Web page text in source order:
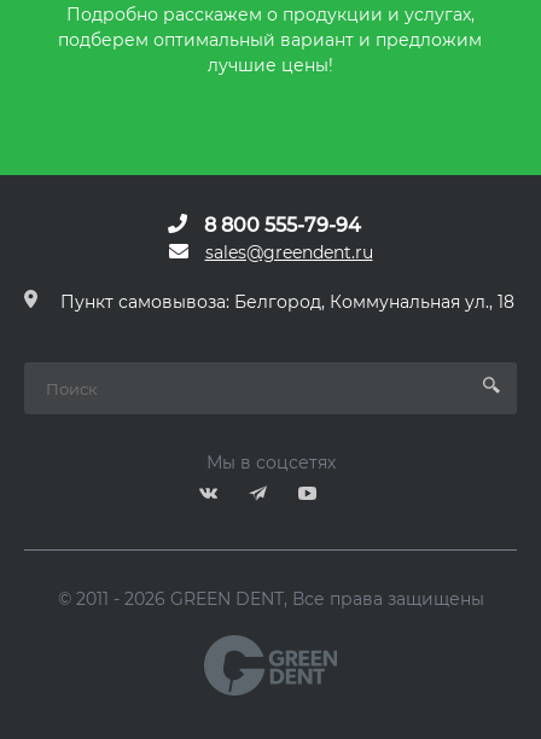
Подробно расскажем о продукции и услугах,
подберем оптимальный вариант и предложим
лучшие цены!
8 800 555-79-94
sales@greendent.ru
Пункт самовывоза: Белгород, Коммунальная ул., 18
Мы в соцсетях
© 2011 - 2026 GREEN DENT, Все права защищены